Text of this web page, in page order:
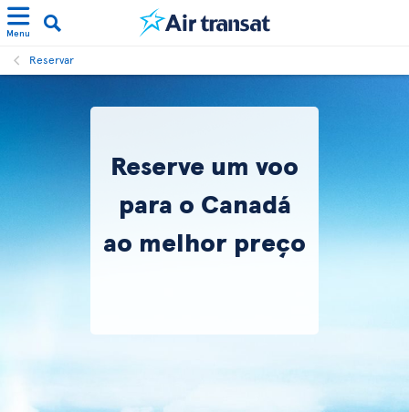
Menu
Reservar
Reserve um voo
para o Canadá
ao melhor preço